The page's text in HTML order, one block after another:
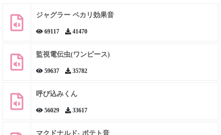
ジャグラー ペカリ効果音
69117 41470
監視電伝虫(ワンピース)
59637 35782
呼び込みくん
56029 33617
マクドナルド- ポテト音